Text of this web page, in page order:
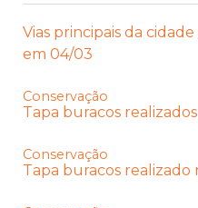
Vias principais da
em 04/03
Conservação
Tapa buracos
Conservação
Tapa buracos realizado